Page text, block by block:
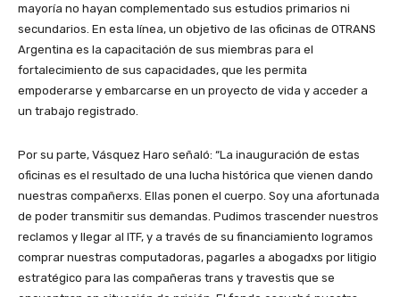
mayoría no hayan complementado sus estudios primarios ni
secundarios. En esta línea, un objetivo de las oficinas de OTRANS
Argentina es la capacitación de sus miembras para el
fortalecimiento de sus capacidades, que les permita
empoderarse y embarcarse en un proyecto de vida y acceder a
un trabajo registrado.
Por su parte, Vásquez Haro señaló: “La inauguración de estas
oficinas es el resultado de una lucha histórica que vienen dando
nuestras compañerxs. Ellas ponen el cuerpo. Soy una afortunada
de poder transmitir sus demandas. Pudimos trascender nuestros
reclamos y llegar al ITF, y a través de su financiamiento logramos
comprar nuestras computadoras, pagarles a abogadxs por litigio
estratégico para las compañeras trans y travestis que se